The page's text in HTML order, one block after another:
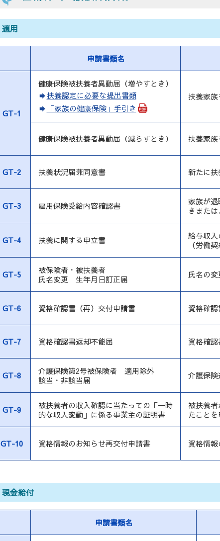
適用
申請書類名
GT-1
健康保険被扶養者異動届（増やすとき）
扶養認定に必要な提出書類
「家族の健康保険」手引き
扶養家
健康保険被扶養者異動届（減らすとき） 扶養家
GT-2 扶養状況届兼同意書 新たに
GT-3 雇用保険受給内容確認書
家族が
きまた
GT-4 扶養に関する申立書
給与収
（労働
GT-5
被保険者・被扶養者
氏名変更 生年月日訂正届
氏名の
GT-6 資格確認書（再）交付申請書 資格確
GT-7 資格確認書返却不能届 資格確
GT-8
介護保険第2号被保険者 適用除外
該当・非該当届
介護保険
GT-9
被扶養者の収入確認に当たっての「一時
的な収入変動」に係る事業主の証明書
被扶養
たこと
GT-10 資格情報のお知らせ再交付申請書 資格情
現金給付
申請書類名